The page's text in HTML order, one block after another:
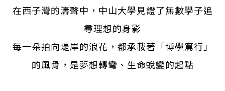
在西子灣的濤聲中，中山大學見證了無數學子追
尋理想的身影
每一朵拍向堤岸的浪花，都承載著「博學篤行」
的風骨，是夢想轉彎、生命蛻變的起點